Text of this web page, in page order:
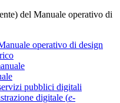
del Manuale operativo di
operativo di design
pubblici digitali
digitale (e-